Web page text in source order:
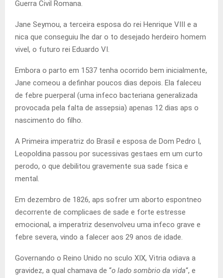
Guerra Civil Romana.
Jane Seymou, a terceira esposa do rei Henrique VIII e a
nica que conseguiu lhe dar o to desejado herdeiro homem
vivel, o futuro rei Eduardo VI.
Embora o parto em 1537 tenha ocorrido bem inicialmente,
Jane comeou a definhar poucos dias depois. Ela faleceu
de febre puerperal (uma infeco bacteriana generalizada
provocada pela falta de assepsia) apenas 12 dias aps o
nascimento do filho.
A Primeira imperatriz do Brasil e esposa de Dom Pedro I,
Leopoldina passou por sucessivas gestaes em um curto
perodo, o que debilitou gravemente sua sade fsica e
mental.
Em dezembro de 1826, aps sofrer um aborto espontneo
decorrente de complicaes de sade e forte estresse
emocional, a imperatriz desenvolveu uma infeco grave e
febre severa, vindo a falecer aos 29 anos de idade.
Governando o Reino Unido no sculo XIX, Vitria odiava a
gravidez, a qual chamava de “o lado sombrio da vida“, e